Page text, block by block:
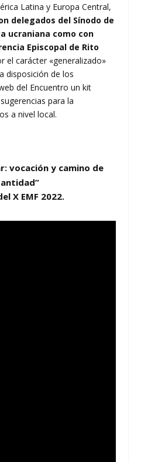
Latina y Europa Central,
delegados del Sínodo de
ucraniana como con
Episcopal de Rito
el carácter «generalizado»
disposición de los
del Encuentro un kit
para la
a nivel local.
vocación y camino de
X EMF 2022.